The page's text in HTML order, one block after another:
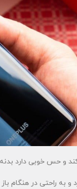
و حس خوبی دارد
و به راحتی در